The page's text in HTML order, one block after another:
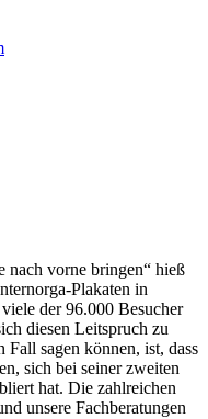
nach vorne bringen“ hieß
Plakaten in
der 96.000 Besucher
diesen Leitspruch zu
Fall sagen können, ist, dass
sich bei seiner zweiten
hat. Die zahlreichen
unsere Fachberatungen